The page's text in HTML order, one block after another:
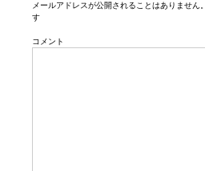
メールアドレスが公開されることはありません。
す
コメント